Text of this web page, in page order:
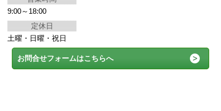
9:00～18:00
定休日
土曜・日曜・祝日
お問合せフォームはこちらへ